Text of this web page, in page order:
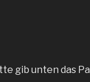
gib unten das